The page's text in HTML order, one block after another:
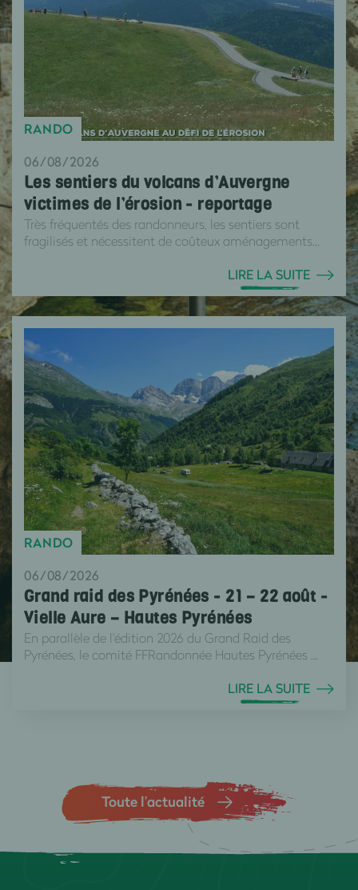
RANDO
06/08/2026
Les sentiers du volcans d’Auvergne
victimes de l’érosion - reportage
Très fréquentés des randonneurs, les sentiers sont
fragilisés et nécessitent de coûteux aménagements...
LIRE LA SUITE
RANDO
06/08/2026
Grand raid des Pyrénées - 21 – 22 août -
Vielle Aure – Hautes Pyrénées
En parallèle de l'édition 2026 du Grand Raid des
Pyrénées, le comité FFRandonnée Hautes Pyrénées ...
LIRE LA SUITE
Toute l’actualité